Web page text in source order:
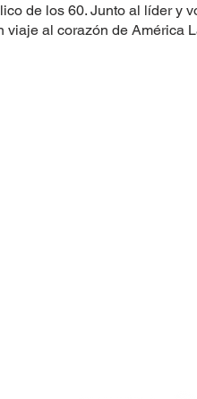
de los 60. Junto al líder y
viaje al corazón de América